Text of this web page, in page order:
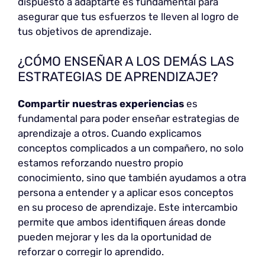
asegurar que tus esfuerzos te lleven al logro de
tus objetivos de aprendizaje.
¿CÓMO ENSEÑAR A LOS DEMÁS LAS
ESTRATEGIAS DE APRENDIZAJE?
Compartir nuestras experiencias es
fundamental para poder enseñar estrategias de
aprendizaje a otros. Cuando explicamos
conceptos complicados a un compañero, no solo
estamos reforzando nuestro propio
conocimiento, sino que también ayudamos a otra
persona a entender y a aplicar esos conceptos
en su proceso de aprendizaje. Este intercambio
permite que ambos identifiquen áreas donde
pueden mejorar y les da la oportunidad de
reforzar o corregir lo aprendido.